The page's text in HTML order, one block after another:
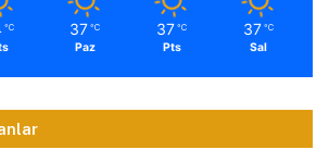
℃ 37 ℃
Paz
37 ℃
Pts
37 ℃
Sal